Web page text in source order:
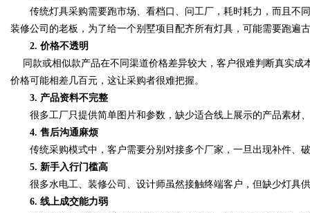
ar
传统灯具采购需要跑市场、看档口、问工厂，耗时耗力，而且不
装修公司的老板，为了给一个别墅项目配齐所有灯具，可能需要跑遍
2. 价格不透明
同款或相似款产品在不同渠道价格差异较大，客户很难判断真实成
价格可能相差几百元，这让采购者很难把握。
3. 产品资料不完整
很多工厂只提供简单图片和参数，缺少适合线上展示的产品素材
4. 售后沟通麻烦
传统采购模式中，客户需要分别对接多个厂家，一旦出现补件、
5. 新手入行门槛高
很多水电工、装修公司、设计师虽然接触终端客户，但缺少灯具
6. 线上成交能力弱